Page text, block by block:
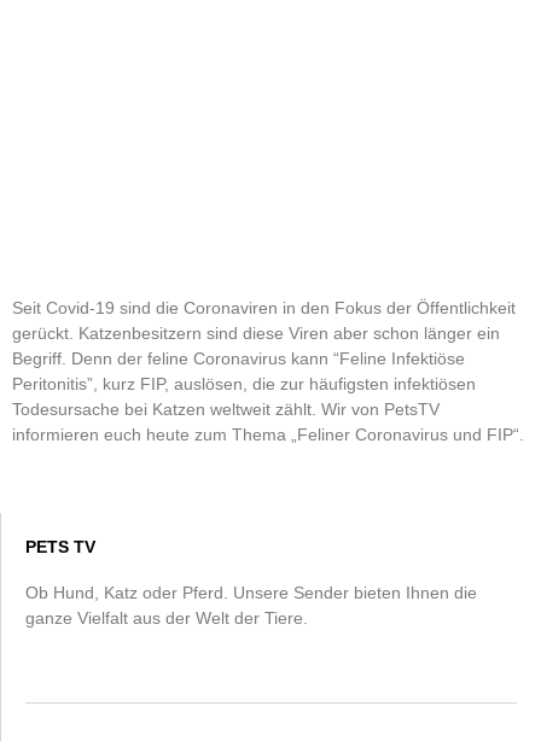
Seit Covid-19 sind die Coronaviren in den Fokus der Öffentlichkeit
gerückt. Katzenbesitzern sind diese Viren aber schon länger ein
Begriff. Denn der feline Coronavirus kann “Feline Infektiöse
Peritonitis”, kurz FIP, auslösen, die zur häufigsten infektiösen
Todesursache bei Katzen weltweit zählt. Wir von PetsTV
informieren euch heute zum Thema „Feliner Coronavirus und FIP“.
PETS TV
Ob Hund, Katz oder Pferd. Unsere Sender bieten Ihnen die
ganze Vielfalt aus der Welt der Tiere.